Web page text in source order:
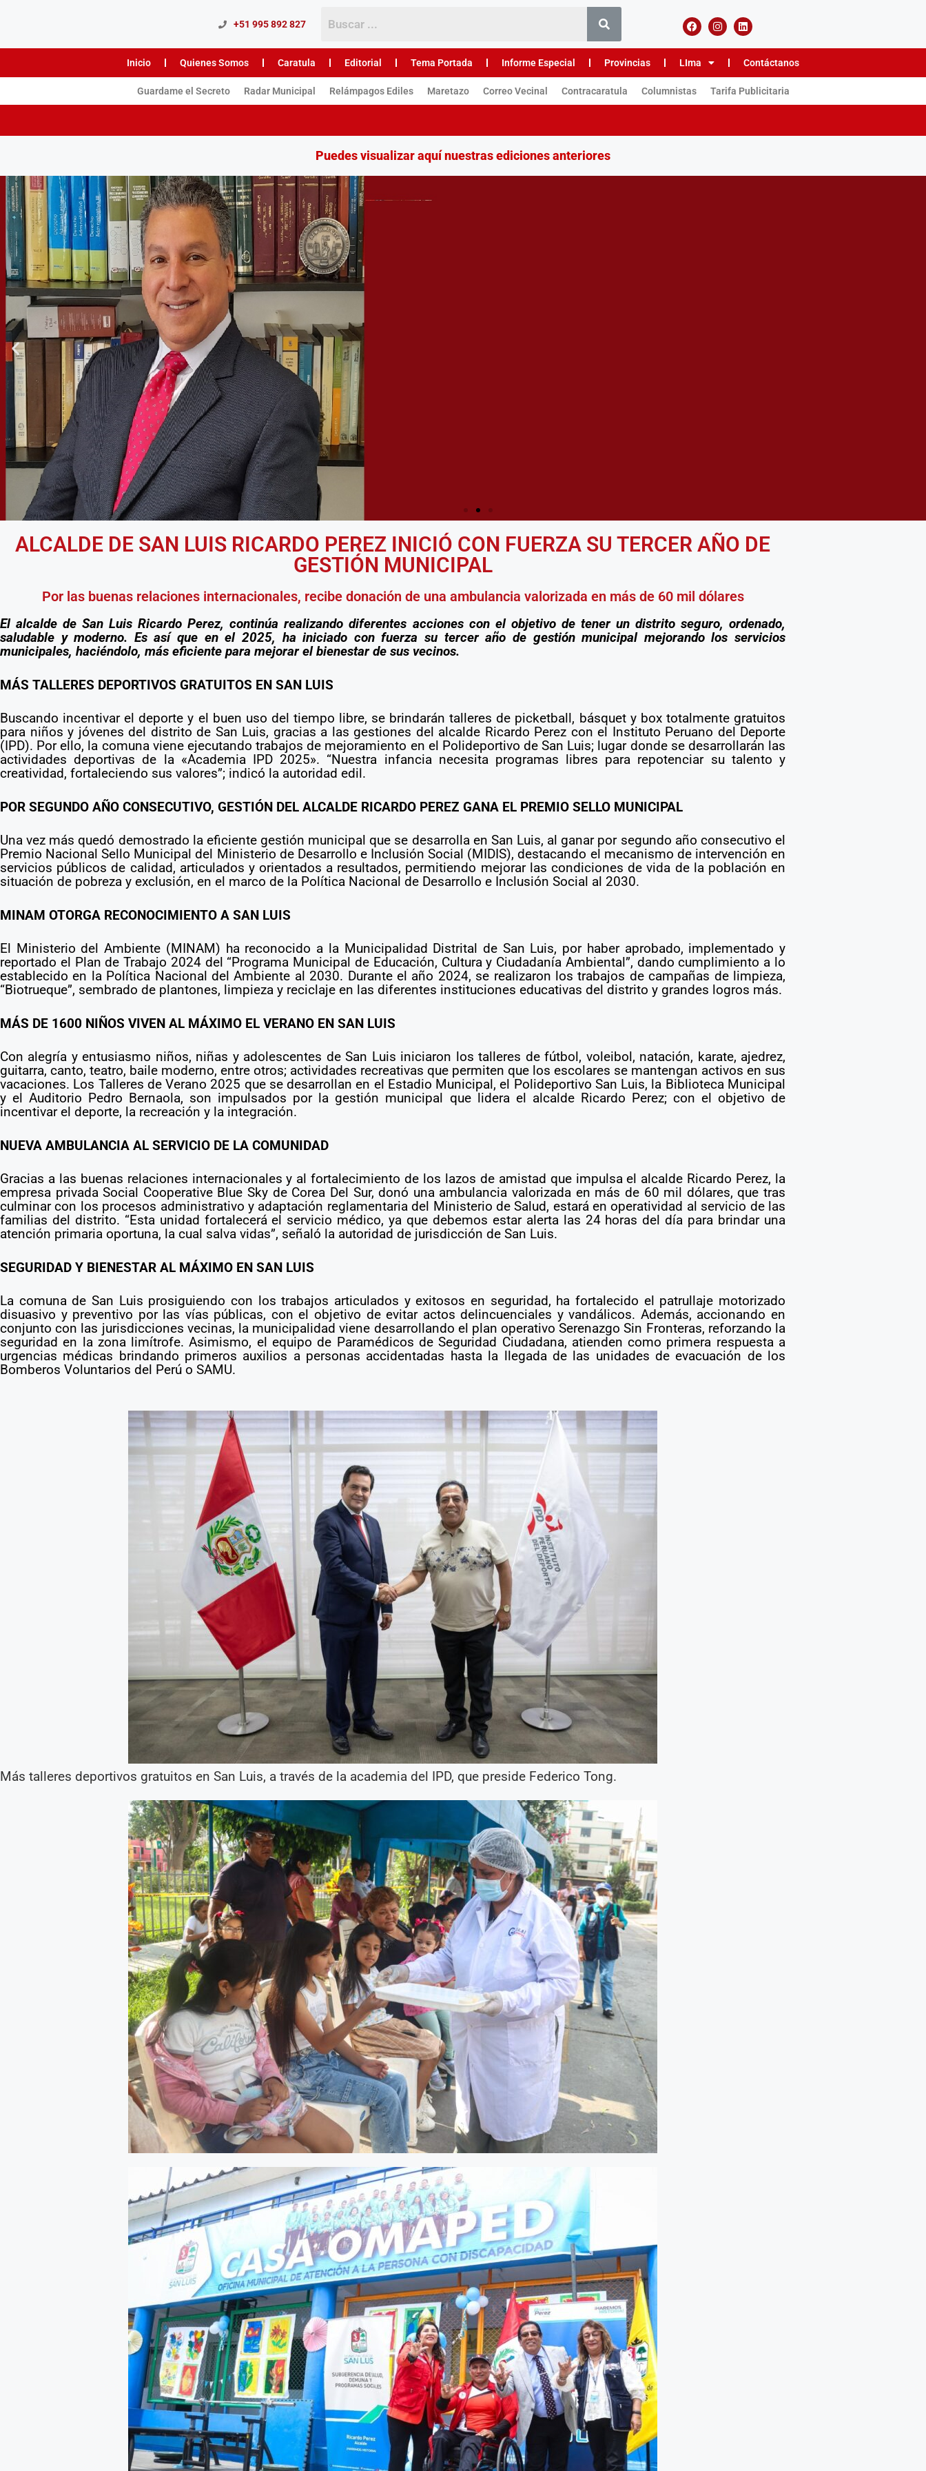
+51 995 892 827
Inicio Quienes Somos Caratula Editorial Tema Portada Informe Especial Provincias LIma Contáctanos
Guardame el Secreto Radar Municipal Relámpagos Ediles Maretazo Correo Vecinal Contracaratula Columnistas Tarifa Publicitaria
Puedes visualizar aquí nuestras ediciones anteriores
A CUMPLIR CON EL 100% DE LA
EJECUCION PRESUPUESTAL-MEF
Ver más
ALCALDE DE SAN LUIS RICARDO PEREZ INICIÓ CON FUERZA SU TERCER AÑO DE
GESTIÓN MUNICIPAL
Por las buenas relaciones internacionales, recibe donación de una ambulancia valorizada en más de 60 mil dólares
El alcalde de San Luis Ricardo Perez, continúa realizando diferentes acciones con el objetivo de tener un distrito seguro, ordenado,
saludable y moderno. Es así que en el 2025, ha iniciado con fuerza su tercer año de gestión municipal mejorando los servicios
municipales, haciéndolo, más eficiente para mejorar el bienestar de sus vecinos.
MÁS TALLERES DEPORTIVOS GRATUITOS EN SAN LUIS
Buscando incentivar el deporte y el buen uso del tiempo libre, se brindarán talleres de picketball, básquet y box totalmente gratuitos
para niños y jóvenes del distrito de San Luis, gracias a las gestiones del alcalde Ricardo Perez con el Instituto Peruano del Deporte
(IPD). Por ello, la comuna viene ejecutando trabajos de mejoramiento en el Polideportivo de San Luis; lugar donde se desarrollarán las
actividades deportivas de la «Academia IPD 2025». “Nuestra infancia necesita programas libres para repotenciar su talento y
creatividad, fortaleciendo sus valores”; indicó la autoridad edil.
POR SEGUNDO AÑO CONSECUTIVO, GESTIÓN DEL ALCALDE RICARDO PEREZ GANA EL PREMIO SELLO MUNICIPAL
Una vez más quedó demostrado la eficiente gestión municipal que se desarrolla en San Luis, al ganar por segundo año consecutivo el
Premio Nacional Sello Municipal del Ministerio de Desarrollo e Inclusión Social (MIDIS), destacando el mecanismo de intervención en
servicios públicos de calidad, articulados y orientados a resultados, permitiendo mejorar las condiciones de vida de la población en
situación de pobreza y exclusión, en el marco de la Política Nacional de Desarrollo e Inclusión Social al 2030.
MINAM OTORGA RECONOCIMIENTO A SAN LUIS
El Ministerio del Ambiente (MINAM) ha reconocido a la Municipalidad Distrital de San Luis, por haber aprobado, implementado y
reportado el Plan de Trabajo 2024 del “Programa Municipal de Educación, Cultura y Ciudadanía Ambiental”, dando cumplimiento a lo
establecido en la Política Nacional del Ambiente al 2030. Durante el año 2024, se realizaron los trabajos de campañas de limpieza,
“Biotrueque”, sembrado de plantones, limpieza y reciclaje en las diferentes instituciones educativas del distrito y grandes logros más.
MÁS DE 1600 NIÑOS VIVEN AL MÁXIMO EL VERANO EN SAN LUIS
Con alegría y entusiasmo niños, niñas y adolescentes de San Luis iniciaron los talleres de fútbol, voleibol, natación, karate, ajedrez,
guitarra, canto, teatro, baile moderno, entre otros; actividades recreativas que permiten que los escolares se mantengan activos en sus
vacaciones. Los Talleres de Verano 2025 que se desarrollan en el Estadio Municipal, el Polideportivo San Luis, la Biblioteca Municipal
y el Auditorio Pedro Bernaola, son impulsados por la gestión municipal que lidera el alcalde Ricardo Perez; con el objetivo de
incentivar el deporte, la recreación y la integración.
NUEVA AMBULANCIA AL SERVICIO DE LA COMUNIDAD
Gracias a las buenas relaciones internacionales y al fortalecimiento de los lazos de amistad que impulsa el alcalde Ricardo Perez, la
empresa privada Social Cooperative Blue Sky de Corea Del Sur, donó una ambulancia valorizada en más de 60 mil dólares, que tras
culminar con los procesos administrativo y adaptación reglamentaria del Ministerio de Salud, estará en operatividad al servicio de las
familias del distrito. “Esta unidad fortalecerá el servicio médico, ya que debemos estar alerta las 24 horas del día para brindar una
atención primaria oportuna, la cual salva vidas”, señaló la autoridad de jurisdicción de San Luis.
SEGURIDAD Y BIENESTAR AL MÁXIMO EN SAN LUIS
La comuna de San Luis prosiguiendo con los trabajos articulados y exitosos en seguridad, ha fortalecido el patrullaje motorizado
disuasivo y preventivo por las vías públicas, con el objetivo de evitar actos delincuenciales y vandálicos. Además, accionando en
conjunto con las jurisdicciones vecinas, la municipalidad viene desarrollando el plan operativo Serenazgo Sin Fronteras, reforzando la
seguridad en la zona limítrofe. Asimismo, el equipo de Paramédicos de Seguridad Ciudadana, atienden como primera respuesta a
urgencias médicas brindando primeros auxilios a personas accidentadas hasta la llegada de las unidades de evacuación de los
Bomberos Voluntarios del Perú o SAMU.
Más talleres deportivos gratuitos en San Luis, a través de la academia del IPD, que preside Federico Tong.